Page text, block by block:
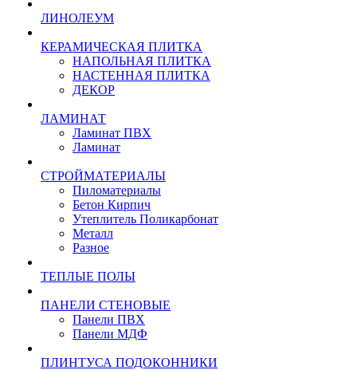
ЛИНОЛЕУМ
КЕРАМИЧЕСКАЯ ПЛИТКА
НАПОЛЬНАЯ ПЛИТКА
НАСТЕННАЯ ПЛИТКА
ДЕКОР
ЛАМИНАТ
Ламинат ПВХ
Ламинат
СТРОЙМАТЕРИАЛЫ
Пиломатериалы
Бетон Кирпич
Утеплитель Поликарбонат
Металл
Разное
ТЕПЛЫЕ ПОЛЫ
ПАНЕЛИ СТЕНОВЫЕ
Панели ПВХ
Панели МДФ
ПЛИНТУСА ПОДОКОННИКИ